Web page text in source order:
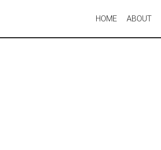
HOME ABOUT